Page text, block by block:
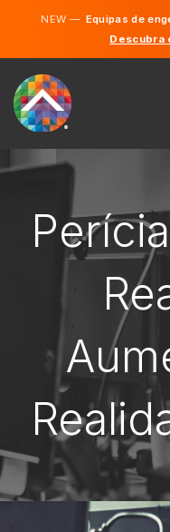
NEW —Equipas de
Descubra
CARREIRA
CONTRATAR